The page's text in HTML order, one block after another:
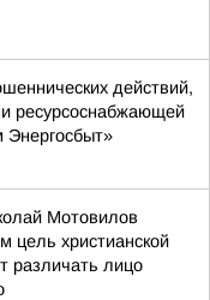
действий,
ресурсоснабжающей
Энергосбыт»
Мотовилов
цель христианской
различать лицо